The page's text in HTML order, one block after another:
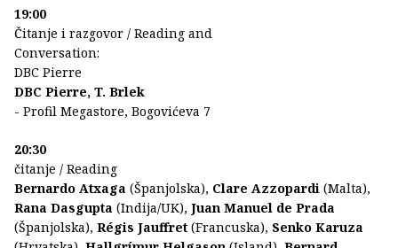
19:00
Čitanje i razgovor / Reading and
Conversation:
DBC Pierre
DBC Pierre, T. Brlek
- Profil Megastore, Bogovićeva 7
20:30
čitanje / Reading
Bernardo Atxaga (Španjolska), Clare Azzopardi (Malta),
Rana Dasgupta (Indija/UK), Juan Manuel de Prada
(Španjolska), Régis Jauffret (Francuska), Senko Karuza